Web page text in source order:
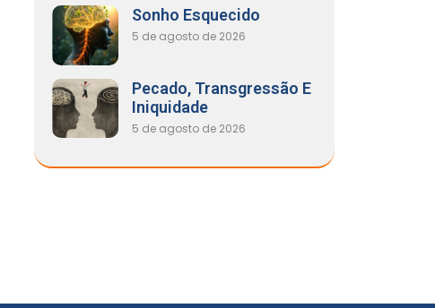
Sonho Esquecido
5 de agosto de 2026
Pecado, Transgressão E
Iniquidade
5 de agosto de 2026